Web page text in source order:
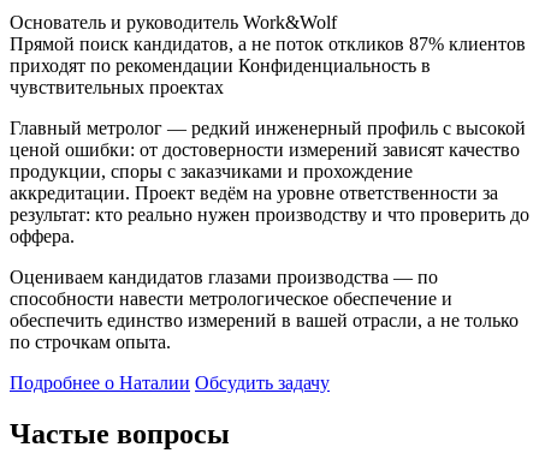
Основатель и руководитель Work&Wolf
Прямой поиск кандидатов, а не поток откликов 87% клиентов
приходят по рекомендации Конфиденциальность в
чувствительных проектах
Главный метролог — редкий инженерный профиль с высокой
ценой ошибки: от достоверности измерений зависят качество
продукции, споры с заказчиками и прохождение
аккредитации. Проект ведём на уровне ответственности за
результат: кто реально нужен производству и что проверить до
оффера.
Оцениваем кандидатов глазами производства — по
способности навести метрологическое обеспечение и
обеспечить единство измерений в вашей отрасли, а не только
по строчкам опыта.
Подробнее о Наталии Обсудить задачу
Частые вопросы